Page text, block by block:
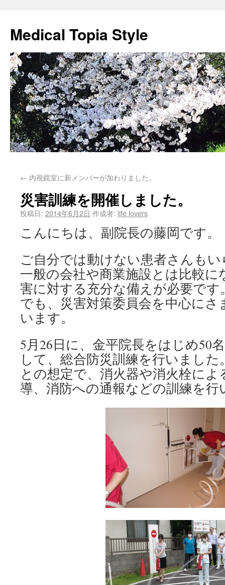
Medical Topia Style
← 内視鏡室に新メンバーが加わりました。
災害訓練を開催しました。
投稿日: 2014年6月2日 作成者: life lovers
こんにちは、副院長の藤岡です。
ご自分では動けない患者さんも
一般の会社や商業施設とは比較
害に対する充分な備えが必要で
でも、災害対策委員会を中心に
います。
5月26日に、金平院長をはじめ50
して、総合防災訓練を行いまし
との想定で、消火器や消火栓によ
導、消防への通報などの訓練を行